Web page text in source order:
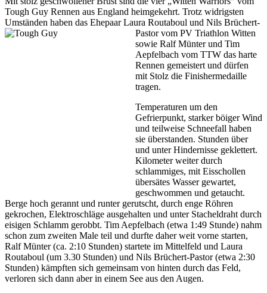
Tough Guy Rennen aus England heimgekehrt. Trotz widrigsten
Umständen haben das Ehepaar Laura Routaboul und Nils Brüchert-
Pastor vom PV Triathlon Witten
sowie Ralf Münter und Tim
Aepfelbach vom TTW das harte
Rennen gemeistert und dürfen
mit Stolz die Finishermedaille
tragen.
Temperaturen um den
Gefrierpunkt, starker böiger Wind
und teilweise Schneefall haben
sie überstanden. Stunden über
und unter Hindernisse geklettert.
Kilometer weiter durch
schlammiges, mit Eisschollen
übersätes Wasser gewartet,
geschwommen und getaucht.
Berge hoch gerannt und runter gerutscht, durch enge Röhren
gekrochen, Elektroschläge ausgehalten und unter Stacheldraht durch
eisigen Schlamm gerobbt. Tim Aepfelbach (etwa 1:49 Stunde) nahm
schon zum zweiten Male teil und durfte daher weit vorne starten,
Ralf Münter (ca. 2:10 Stunden) startete im Mittelfeld und Laura
Routaboul (um 3.30 Stunden) und Nils Brüchert-Pastor (etwa 2:30
Stunden) kämpften sich gemeinsam von hinten durch das Feld,
verloren sich dann aber in einem See aus den Augen.